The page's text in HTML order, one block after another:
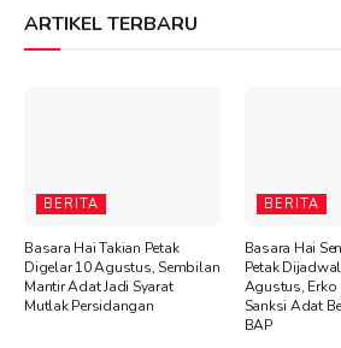
ARTIKEL TERBARU
BERITA
Basara Hai Takian Petak
Digelar 10 Agustus, Sembilan
Mantir Adat Jadi Syarat
Mutlak Persidangan
BERITA
Basara Hai
Petak
Agustus, Erko
Sanksi Adat
BAP